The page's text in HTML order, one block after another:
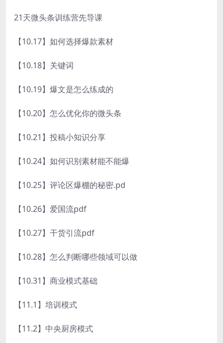
21天微头条训练营先导课
【10.17】如何选择爆款素材
【10.18】关键词
【10.19】爆文是怎么练成的
【10.20】怎么优化你的微头条
【10.21】投稿小知识分享
【10.24】如何识别素材能不能爆
【10.25】评论区爆棚的秘密.pd
【10.26】爱国流pdf
【10.27】干货引流pdf
【10.28】怎么判断哪些领域可以做
【10.31】商业模式基础
【11.1】培训模式
【11.2】中央厨房模式